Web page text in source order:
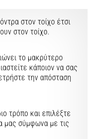
στον τοίχο έτσι
στον τοίχο.
το μακρύτερο
κάποιον να σας
την απόσταση
τρόπο και επιλέξτε
μας σύμφωνα με τις